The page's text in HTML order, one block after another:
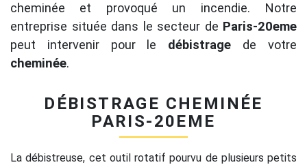
cheminée et provoqué un incendie. Notre
entreprise située dans le secteur de Paris-20eme
peut intervenir pour le débistrage de votre
cheminée.
DÉBISTRAGE CHEMINÉE
PARIS-20EME
La débistreuse, cet outil rotatif pourvu de plusieurs petits